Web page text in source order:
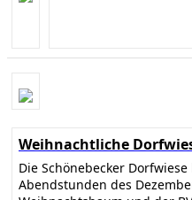
Weihnachtliche
Die Schönebecker
Abendstunden des